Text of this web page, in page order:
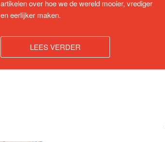
artikelen over hoe we de wereld mooier, vrediger
en eerlijker maken.
LEES VERDER